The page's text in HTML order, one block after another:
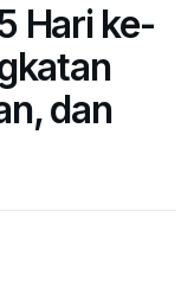
Hari ke-
dan